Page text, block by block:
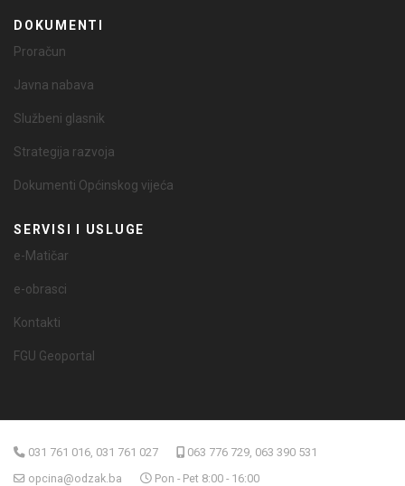
DOKUMENTI
Proračun
Javna nabava
Službeni glasnik
Strategija razvoja
Dokumenti Općinskog vijeća
SERVISI I USLUGE
e-Matičar
e-obrasci
Kontakti
FGU Geoportal
031 761 016, 031 761 027
063 776 729, 063 390 531
opcina@odzak.ba
Pon - Pet 8:00 - 16:00